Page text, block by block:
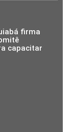
firma
capacitar